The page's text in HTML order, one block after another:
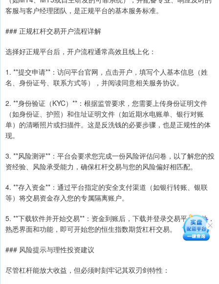
客服与客户经理团队，是正规平台的基本服务标准。
### 正规杠杆交易开户流程详解
选择好正规平台后，开户流程通常高效且线上化：
1. **提交申请**：访问平台官网，点击开户，填写个人基本信息（姓
名、身份证号、联系方式等），并阅读同意相关服务协议。
2. **身份验证（KYC）**：根据监管要求，您需要上传身份证明文件
（如身份证、护照）和住址证明文件（如近期水电账单、银行对账
单）的清晰照片或扫描件。这是反洗钱的必要步骤，也是正规性的体
现。
3. **风险测评**：平台会要求您完成一份风险评估问卷，以了解您的投
资经验、风险承受能力，确保杠杆交易与您的风险偏好相匹配。
4. **存入资金**：通过平台指定的安全支付渠道（如银行转账、银联
等）将交易资金存入您的专属隔离账户。
5. **下载软件并开始交易**：资金到账后，下载并登录交易平台软件，
熟悉界面和功能，即可开始您的恒生指数期货杠杆交易。
### 风险提示与理性投资建议
尽管杠杆能放大收益，但必须时刻牢记其双刃剑特性：